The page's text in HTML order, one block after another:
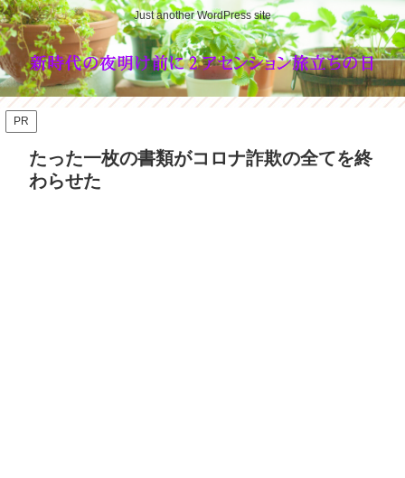
Just another WordPress site
PR
たった一枚の書類がコロナ詐欺の全てを終
わらせた